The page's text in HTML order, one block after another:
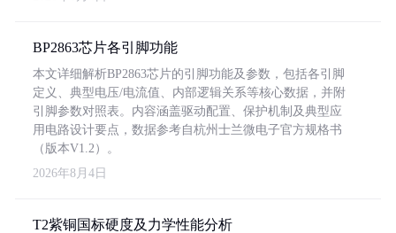
BP2863芯片各引脚功能
本文详细解析BP2863芯片的引脚功能及参数，包括各引脚
定义、典型电压/电流值、内部逻辑关系等核心数据，并附
引脚参数对照表。内容涵盖驱动配置、保护机制及典型应
用电路设计要点，数据参考自杭州士兰微电子官方规格书
（版本V1.2）。
2026年8月4日
T2紫铜国标硬度及力学性能分析